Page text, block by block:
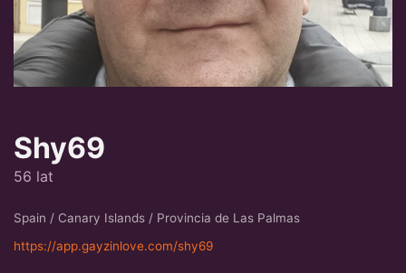
Shy69
56 lat
Spain / Canary Islands / Provincia de Las Palmas
https://app.gayzinlove.com/shy69